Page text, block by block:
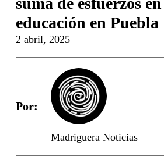
educación en Puebla
2 abril, 2025
Por:
Madriguera Noticias